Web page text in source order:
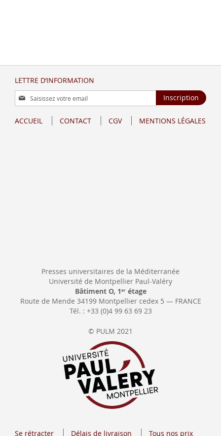
LETTRE D’INFORMATION
Inscription
à
lettre
Inscription
ACCUEIL CONTACT CGV MENTIONS LÉGALES
Presses universitaires de la Méditerranée
Université de Montpellier Paul-Valéry
Bâtiment O, 1 erétage
Route de Mende 34199 Montpellier cedex 5 — FRANCE
Tél. : +33 (0)4 99 63 69 23
© PULM 2021
Se rétracter Délais de livraison Tous nos prix